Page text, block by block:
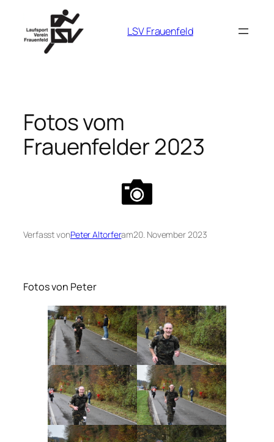
springen
LSV Frauenfeld
Fotos vom
Frauenfelder 2023
Verfasst vonPeter Altorferam20. November 2023
Fotos von Peter